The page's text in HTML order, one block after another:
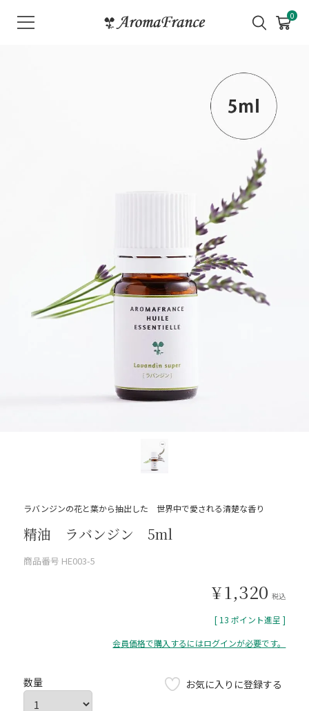
メ
ニ
0
ラバンジンの花と葉から抽出した 世界中で愛される清楚な香り
精油 ラバンジン 5ml
商品番号 HE003-5
¥1,320 税込
[ 13 ポイント進呈 ]
会員価格で購入するにはログインが必要です。
お気に入りに登録する